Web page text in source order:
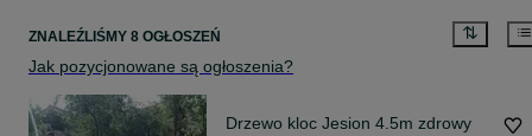
ZNALEŹLIŚMY 8 OGŁOSZEŃ
Jak pozycjonowane są ogłoszenia?
Drzewo kloc Jesion 4.5m zdrowy